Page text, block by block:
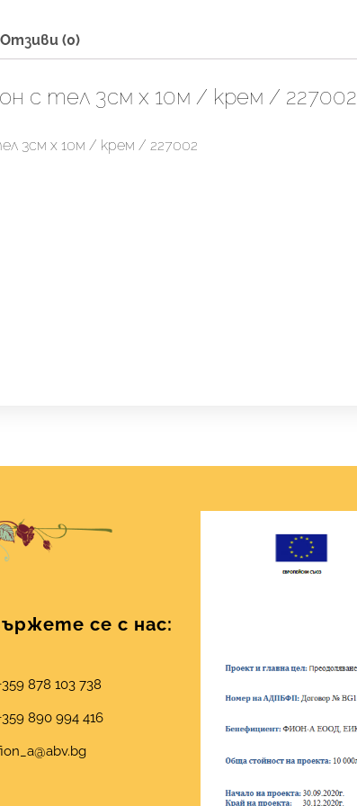
Отзиви (0)
с тел 3см х 10м / крем / 227002
3см х 10м / крем / 227002
се с нас:
878 103 738
890 994 416